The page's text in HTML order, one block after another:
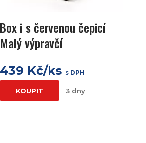
Box i s červenou čepicí
Malý výpravčí
439 Kč/ks s DPH
KOUPIT 3 dny